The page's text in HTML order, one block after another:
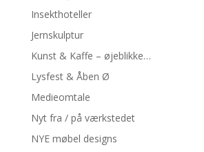
Insekthoteller
Jernskulptur
Kunst & Kaffe – øjeblikke…
Lysfest & Åben Ø
Medieomtale
Nyt fra / på værkstedet
NYE møbel designs